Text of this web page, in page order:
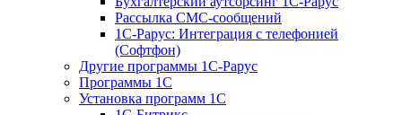
Рассылка СМС-сообщений
1С-Рарус: Интеграция с телефонией
(Софтфон)
Другие программы 1С-Рарус
Программы 1С
Установка программ 1С